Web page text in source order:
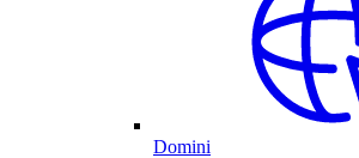
Domini